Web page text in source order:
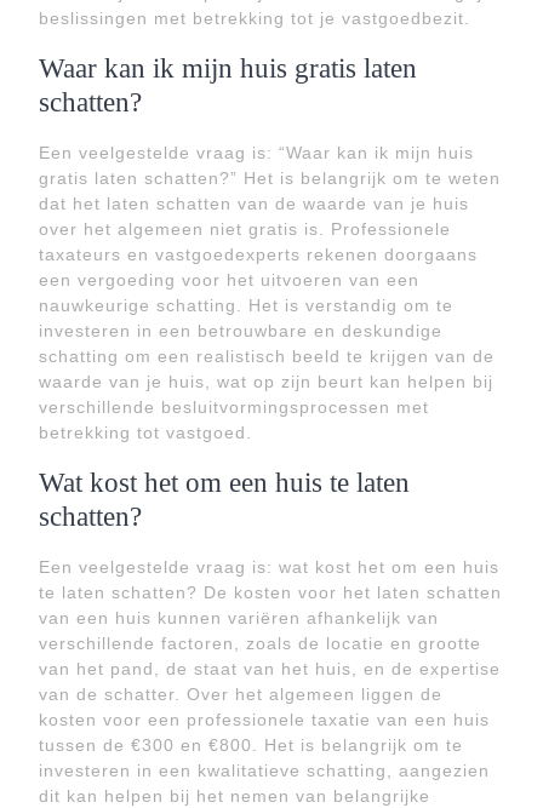
beslissingen met betrekking tot je vastgoedbezit.
Waar kan ik mijn huis gratis laten
schatten?
Een veelgestelde vraag is: “Waar kan ik mijn huis
gratis laten schatten?” Het is belangrijk om te weten
dat het laten schatten van de waarde van je huis
over het algemeen niet gratis is. Professionele
taxateurs en vastgoedexperts rekenen doorgaans
een vergoeding voor het uitvoeren van een
nauwkeurige schatting. Het is verstandig om te
investeren in een betrouwbare en deskundige
schatting om een realistisch beeld te krijgen van de
waarde van je huis, wat op zijn beurt kan helpen bij
verschillende besluitvormingsprocessen met
betrekking tot vastgoed.
Wat kost het om een huis te laten
schatten?
Een veelgestelde vraag is: wat kost het om een huis
te laten schatten? De kosten voor het laten schatten
van een huis kunnen variëren afhankelijk van
verschillende factoren, zoals de locatie en grootte
van het pand, de staat van het huis, en de expertise
van de schatter. Over het algemeen liggen de
kosten voor een professionele taxatie van een huis
tussen de €300 en €800. Het is belangrijk om te
investeren in een kwalitatieve schatting, aangezien
dit kan helpen bij het nemen van belangrijke